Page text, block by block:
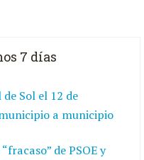
7 días
Sol el 12 de
a municipio
de PSOE y